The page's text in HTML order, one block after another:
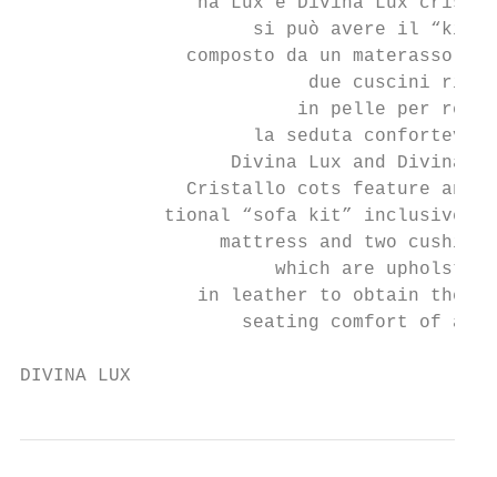
si può avere il “kit
               composto da un materasso e
due cuscini
in pelle per
la seduta
Divina Lux and Divina
Cristallo cots feature an
tional “sofa kit” inclusive
mattress and two
which are
in leather to obtain the
seating comfort of a
DIVINA LUX